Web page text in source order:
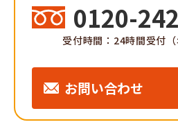
0120-
受付時間：24時間受付
お問い合わせ